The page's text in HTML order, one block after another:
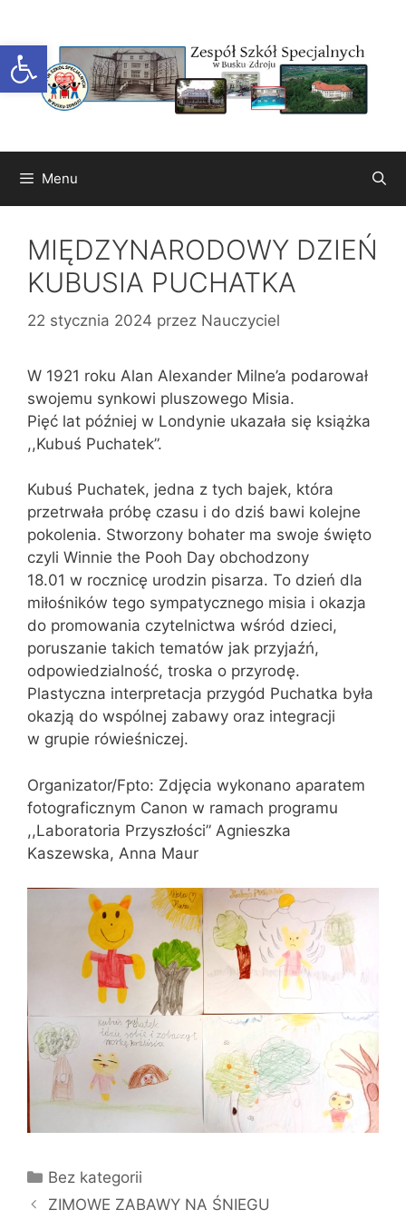
Otwórz pasek narzędzi
treści
Menu
MIĘDZYNARODOWY DZIEŃ
KUBUSIA PUCHATKA
22 stycznia 2024 przez Nauczyciel
W 1921 roku Alan Alexander Milne’a podarował
swojemu synkowi pluszowego Misia.
Pięć lat później w Londynie ukazała się książka
,,Kubuś Puchatek”.
Kubuś Puchatek, jedna z tych bajek, która
przetrwała próbę czasu i do dziś bawi kolejne
pokolenia. Stworzony bohater ma swoje święto
czyli Winnie the Pooh Day obchodzony
18.01 w rocznicę urodzin pisarza. To dzień dla
miłośników tego sympatycznego misia i okazja
do promowania czytelnictwa wśród dzieci,
poruszanie takich tematów jak przyjaźń,
odpowiedzialność, troska o przyrodę.
Plastyczna interpretacja przygód Puchatka była
okazją do wspólnej zabawy oraz integracji
w grupie rówieśniczej.
Organizator/Fpto: Zdjęcia wykonano aparatem
fotograficznym Canon w ramach programu
,,Laboratoria Przyszłości” Agnieszka
Kaszewska, Anna Maur
Kategorie
Bez kategorii
ZIMOWE ZABAWY NA ŚNIEGU